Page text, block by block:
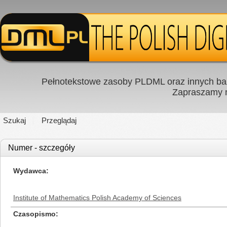
Pełnotekstowe zasoby PLDML oraz innych
Zapraszamy
Szukaj Przeglądaj
Numer - szczegóły
Wydawca
Institute of Mathematics Polish Academy of Sciences
Czasopismo